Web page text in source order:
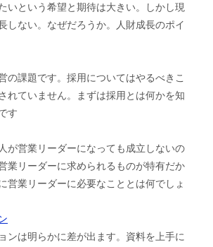
いという希望と期待は大きい。しかし現
しない。なぜだろうか。人財成長のポイ
の課題です。採用についてはやるべきこ
れていません。まずは採用とは何かを知
す
が営業リーダーになっても成立しないの
業リーダーに求められるものが特有だか
営業リーダーに必要なこととは何でしょ
ンは明らかに差が出ます。資料を上手に